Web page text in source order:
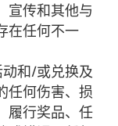
宣传和其他与
在任何不一
和/或兑换及
任何伤害、损
履行奖品、任